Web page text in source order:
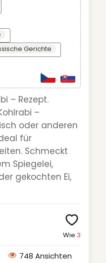
Gerichte
– Rezept.
–
oder anderen
für
Schmeckt
Spiegelei,
gekochten Ei,
Wie 3
748 Ansichten